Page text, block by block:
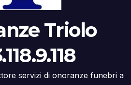
Triolo
servizi di onoranze funebri a